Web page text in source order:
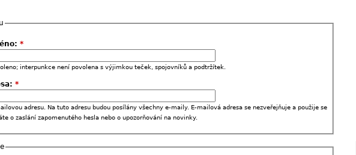
*
interpunkce není povolena s výjimkou teček, spojovníků a podtržítek.
*
adresu. Na tuto adresu budou posílány všechny e-maily. E-mailová adresa se nezveřejňuje a použije se
o zaslání zapomenutého hesla nebo o upozorňování na novinky.